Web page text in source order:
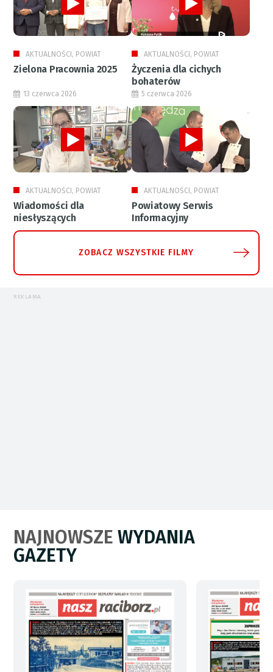
AKTUALNOŚCI, POWIAT
Zielona Pracownia 2025
AKTUALNOŚCI, POWIAT
Życzenia dla cichych
bohaterów
13 czerwca 2026
AKTUALNOŚCI, POWIAT
Wiadomości dla
niesłyszących
5 czerwca 2026
AKTUALNOŚCI, POWIAT
Powiatowy Serwis
Informacyjny
ZOBACZ WSZYSTKIE FILMY
REKLAMA
NAJNOWSZEWYDANIA
GAZETY